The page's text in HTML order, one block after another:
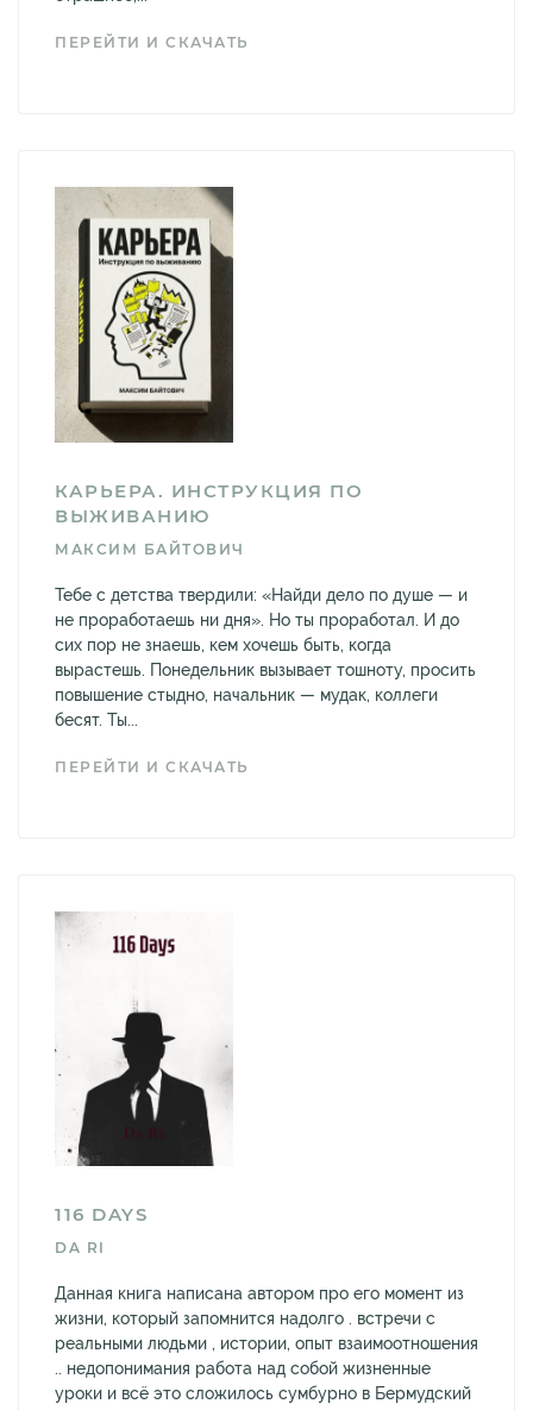
ПЕРЕЙТИ И СКАЧАТЬ
КАРЬЕРА. ИНСТРУКЦИЯ ПО
ВЫЖИВАНИЮ
МАКСИМ БАЙТОВИЧ
Тебе с детства твердили: «Найди дело по душе — и
не проработаешь ни дня». Но ты проработал. И до
сих пор не знаешь, кем хочешь быть, когда
вырастешь. Понедельник вызывает тошноту, просить
повышение стыдно, начальник — мудак, коллеги
бесят. Ты...
ПЕРЕЙТИ И СКАЧАТЬ
116 DAYS
DA RI
Данная книга написана автором про его момент из
жизни, который запомнится надолго . встречи с
реальными людьми , истории, опыт взаимоотношения
.. недопонимания работа над собой жизненные
уроки и всё это сложилось сумбурно в Бермудский